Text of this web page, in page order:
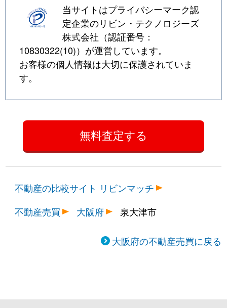
当サイトはプライバシーマーク認
定企業のリビン・テクノロジーズ
株式会社（認証番号：
10830322(10)）が運営しています。
お客様の個人情報は大切に保護されていま
す。
不動産の比較サイト リビンマッチ
不動産売買
大阪府 泉大津市
大阪府の不動産売買に戻る